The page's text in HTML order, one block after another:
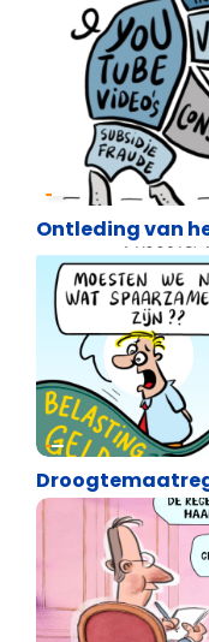
Cartoons
Ontleding van
Cartoons